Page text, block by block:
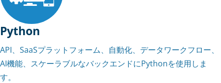
Python
API、SaaSプラットフォーム、自動化、データワークフロー、
AI機能、スケーラブルなバックエンドにPythonを使用しま
す。